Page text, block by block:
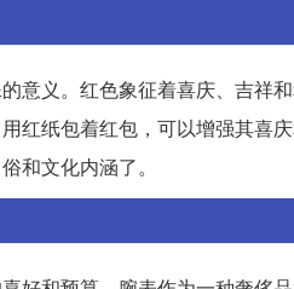
意义。红色象征着喜庆、吉祥
红纸包着红包，可以增强其喜
和文化内涵了。